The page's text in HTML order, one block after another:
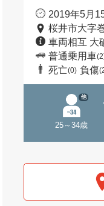
2019年5月
桜井市大字
車両相互 大
普通乗用車
死亡(0) 負傷
25～34歳
他